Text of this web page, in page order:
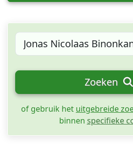
Zoeken
of gebruik het uitgebreide
binnen specifieke